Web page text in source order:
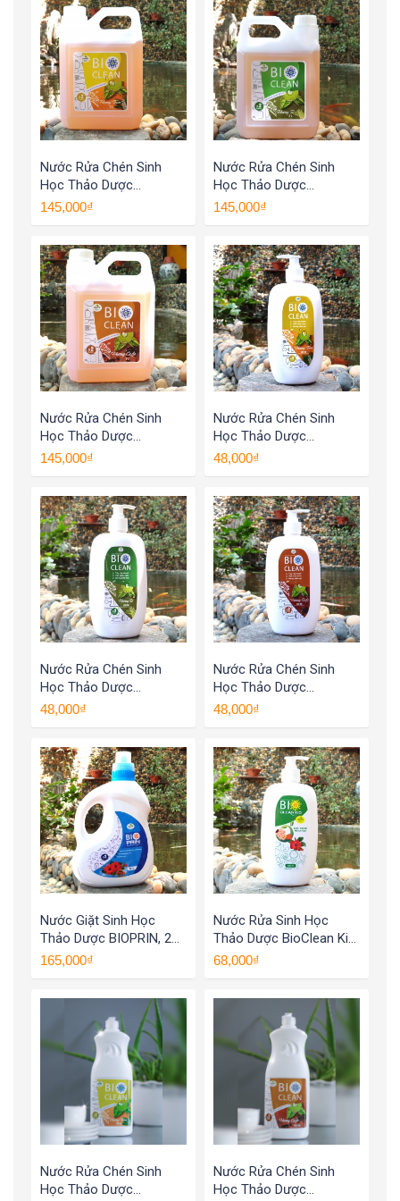
Nước Rửa Chén Sinh
Học Thảo Dược
BioClean X2, Hương
145,000₫
Nước Rửa Chén Sinh
Học Thảo Dược
BioClean X2, Hương Sả,
145,000₫
Nước Rửa Chén Sinh
Học Thảo Dược
BioClean X2, Hương Cà
145,000₫
Nước Rửa Chén Sinh
Học Thảo Dược
BioClean X2, Hương
48,000₫
Nước Rửa Chén Sinh
Học Thảo Dược
BioClean X2, Hương Sả,
48,000₫
Nước Rửa Chén Sinh
Học Thảo Dược
BioClean X2, Hương Cà
48,000₫
Nước Giặt Sinh Học
Thảo Dược BIOPRIN, 2
Lít
165,000₫
Nước Rửa Sinh Học
Thảo Dược BioClean Kid,
Chai 500ml
68,000₫
Nước Rửa Chén Sinh
Học Thảo Dược
Nước Rửa Chén Sinh
Học Thảo Dược